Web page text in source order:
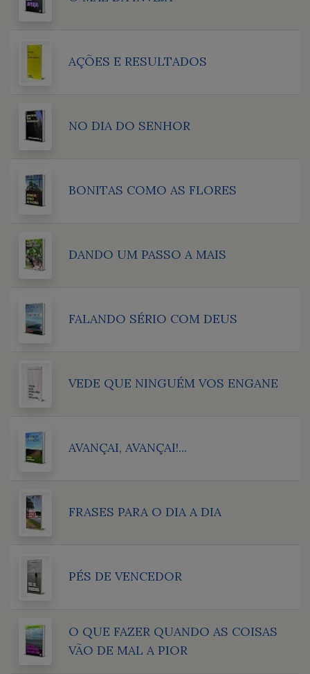
AÇÕES E RESULTADOS
NO DIA DO SENHOR
BONITAS COMO AS FLORES
DANDO UM PASSO A MAIS
FALANDO SÉRIO COM DEUS
VEDE QUE NINGUÉM VOS ENGANE
AVANÇAI, AVANÇAI!...
FRASES PARA O DIA A DIA
PÉS DE VENCEDOR
O QUE FAZER QUANDO AS COISAS
VÃO DE MAL A PIOR